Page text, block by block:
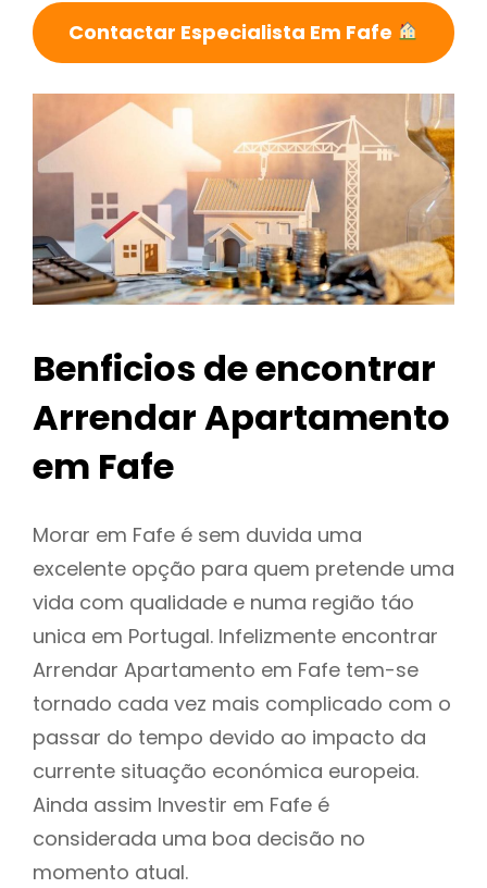
Contactar Especialista Em Fafe
Benficios de encontrar
Arrendar Apartamento
em Fafe
Morar em Fafe é sem duvida uma
excelente opção para quem pretende uma
vida com qualidade e numa região táo
unica em Portugal. Infelizmente encontrar
Arrendar Apartamento em Fafe tem-se
tornado cada vez mais complicado com o
passar do tempo devido ao impacto da
currente situação económica europeia.
Ainda assim Investir em Fafe é
considerada uma boa decisão no
momento atual.